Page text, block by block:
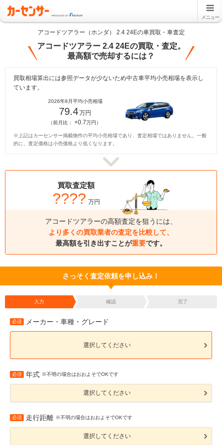
メニュー
アコードツアラー（ホンダ） 2.4 24Eの車買取・車査定
アコードツアラー 2.4 24Eの買取・査定。
最高額で売却するには？
買取相場算出には参照データが少ないため中古車平均小売相場を表示し
ています。
2026年8月平均小売相場
79.4万円
（前月比： +0.7万円）
※上記はカーセンサー掲載物件の平均小売相場であり、査定相場ではありません。一般
的に、査定価格は小売価格より低くなります。
買取査定額
???? 万円
アコードツアラーの高額査定を狙うには、
より多くの買取業者の査定を比較して、
最高額を引き出すことが重要です。
さっそく査定依頼を申し込み！
入力 確認 完了
必須 メーカー・車種・グレード
選択してください
必須 年式 ※不明の場合はおおよそでOKです
選択してください
必須 走行距離 ※不明の場合はおおよそでOKです
選択してください